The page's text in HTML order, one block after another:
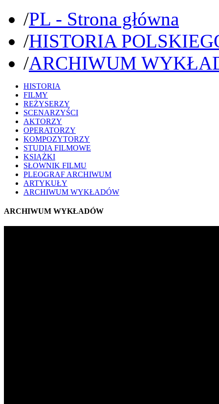
/PL - Strona główna
/HISTORIA
/ARCHIWUM
HISTORIA
FILMY
REŻYSERZY
SCENARZYŚCI
AKTORZY
OPERATORZY
KOMPOZYTORZY
STUDIA FILMOWE
KSIĄŻKI
SŁOWNIK FILMU
PLEOGRAF ARCHIWUM
ARTYKUŁY
ARCHIWUM WYKŁADÓW
ARCHIWUM WYKŁADÓW